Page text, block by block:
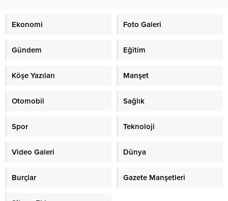
Ekonomi Foto Galeri
Gündem Eğitim
Köşe Yazıları Manşet
Otomobil Sağlık
Spor Teknoloji
Video Galeri Dünya
Burçlar Gazete Manşetleri